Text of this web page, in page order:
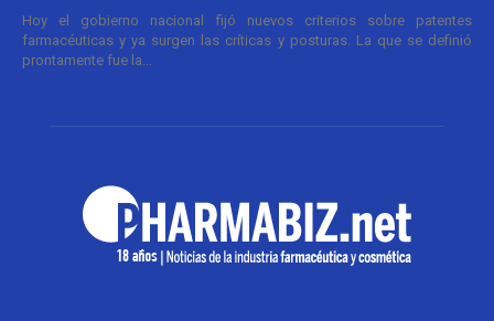
Hoy el gobierno nacional fijó nuevos criterios sobre patentes
farmacéuticas y ya surgen las críticas y posturas. La que se definió
prontamente fue la...